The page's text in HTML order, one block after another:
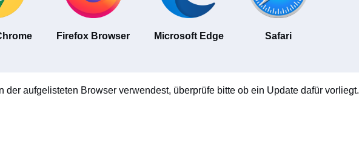
Firefox Browser Microsoft Edge Safari
der aufgelisteten Browser verwendest, überprüfe bitte ob ein Update dafür vorliegt.